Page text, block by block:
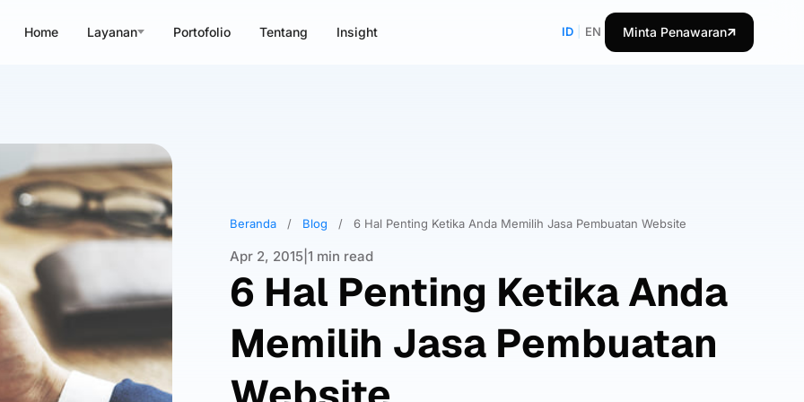
Home Layanan Portofolio Tentang Insight ID EN Minta Penawaran
Beranda / Blog / 6 Hal Penting Ketika Anda Memilih Jasa Pembuatan Website
Apr 2, 2015 1 min read
6 Hal Penting Ketika Anda
Memilih Jasa Pembuatan